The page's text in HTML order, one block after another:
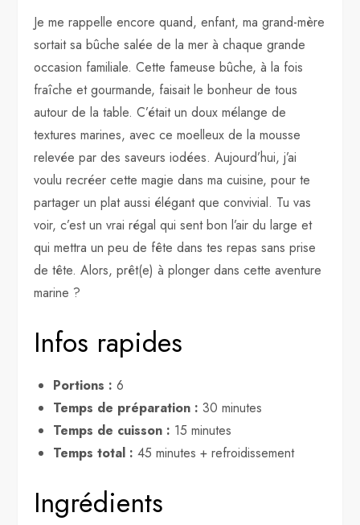
Je me rappelle encore quand, enfant, ma grand-mère
sortait sa bûche salée de la mer à chaque grande
occasion familiale. Cette fameuse bûche, à la fois
fraîche et gourmande, faisait le bonheur de tous
autour de la table. C’était un doux mélange de
textures marines, avec ce moelleux de la mousse
relevée par des saveurs iodées. Aujourd’hui, j’ai
voulu recréer cette magie dans ma cuisine, pour te
partager un plat aussi élégant que convivial. Tu vas
voir, c’est un vrai régal qui sent bon l’air du large et
qui mettra un peu de fête dans tes repas sans prise
de tête. Alors, prêt(e) à plonger dans cette aventure
marine ?
Infos rapides
Portions : 6
Temps de préparation : 30 minutes
Temps de cuisson : 15 minutes
Temps total : 45 minutes + refroidissement
Ingrédients